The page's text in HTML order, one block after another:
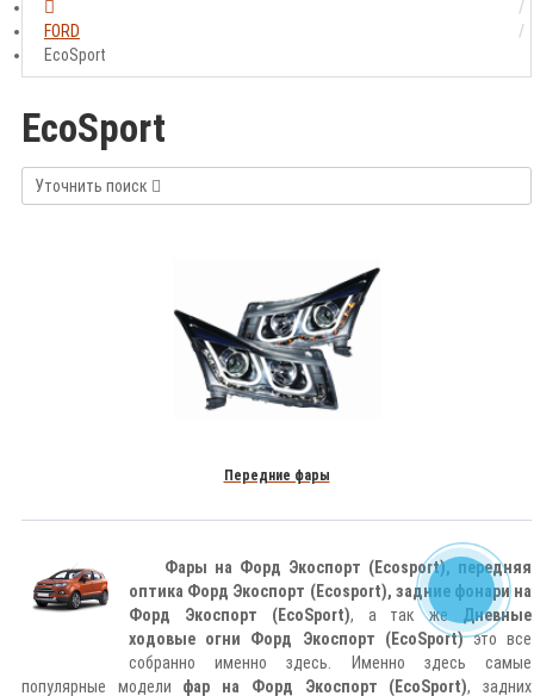
FORD
EcoSport
EcoSport
Уточнить поиск
Передние фары
Фары на Форд Экоспорт (Ecosport), передняя
оптика Форд Экоспорт (Ecosport), задние фонари на
Форд Экоспорт (EcoSport), а так же Дневные
ходовые огни Форд Экоспорт (EcoSport)это все
собранно именно здесь. Именно здесь самые
популярные модели фар на Форд Экоспорт (EcoSport), задних